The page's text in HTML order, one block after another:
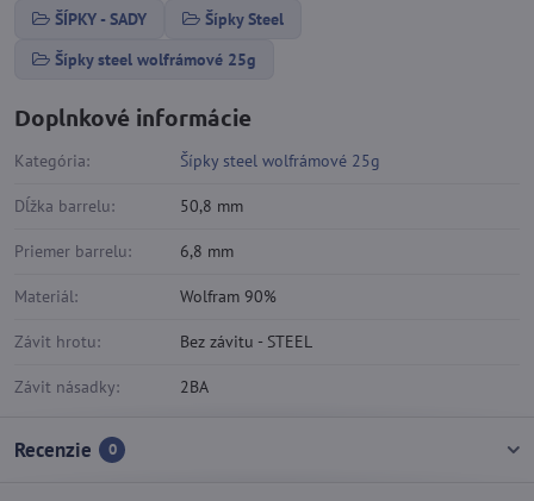
ŠÍPKY - SADY
Šípky Steel
Šípky steel wolfrámové 25g
Doplnkové informácie
Kategória: Šípky steel wolfrámové 25g
Dĺžka barrelu: 50,8 mm
Priemer barrelu: 6,8 mm
Materiál: Wolfram 90%
Závit hrotu: Bez závitu - STEEL
Závit násadky: 2BA
Recenzie 0